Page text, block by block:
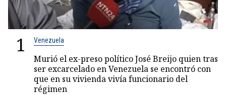
1 Venezuela
Murió el ex-preso político José Breijo quien tras
ser excarcelado en Venezuela se encontró con
que en su vivienda vivía funcionario del
régimen